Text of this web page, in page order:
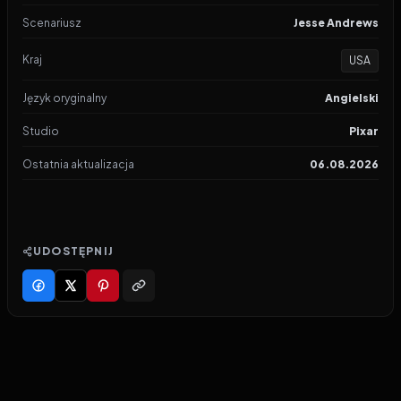
Scenariusz Jesse Andrews
Kraj USA
Język oryginalny Angielski
Studio Pixar
Ostatnia aktualizacja 06.08.2026
UDOSTĘPNIJ